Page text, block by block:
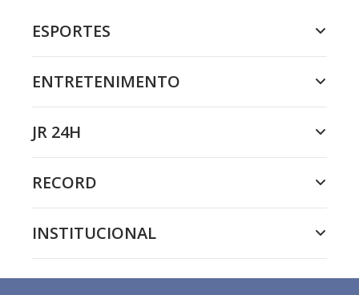
ESPORTES
ENTRETENIMENTO
JR 24H
RECORD
INSTITUCIONAL